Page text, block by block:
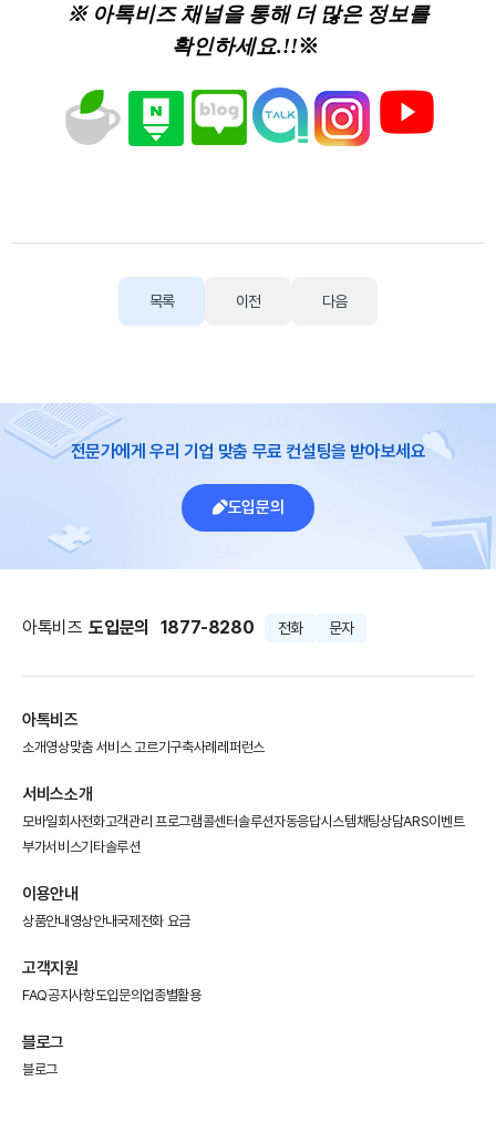
※ 아톡비즈 채널을 통해 더 많은 정보를
확인하세요.!!※
목록 이전 다음
전문가에게 우리 기업 맞춤 무료 컨설팅을 받아보세요
도입문의
아톡비즈 도입문의 1877-8280 전화 문자
아톡비즈
소개영상맞춤 서비스 고르기구축사례 레퍼런스
서비스소개
모바일회사전화고객관리 프로그램콜센터솔루션자동응답시스템채팅상담ARS이벤트
부가서비스기타솔루션
이용안내
상품안내 영상안내국제전화 요금
고객지원
FAQ공지사항도입문의 업종별활용
블로그
블로그